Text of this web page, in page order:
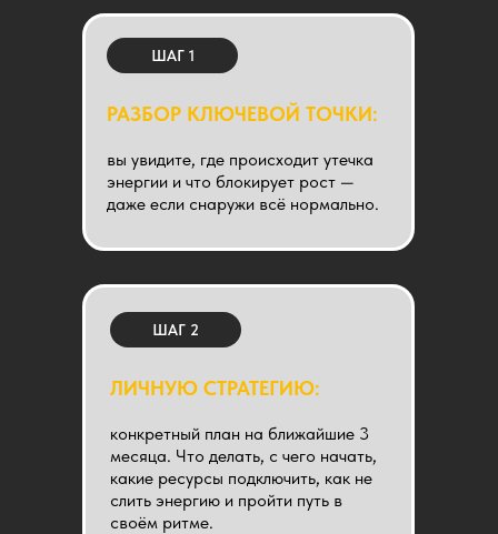
ЛИЧНУЮ СТРАТЕГИЮ:
конкретный план на ближайшие 3
месяца. Что делать, с чего начать,
какие ресурсы подключить, как не
слить энергию и пройти путь в
своём ритме.
ШАГ 2
РАЗБОР КЛЮЧЕВОЙ ТОЧКИ:
вы увидите, где происходит утечка
энергии и что блокирует рост —
даже если снаружи всё нормально.
ШАГ 1